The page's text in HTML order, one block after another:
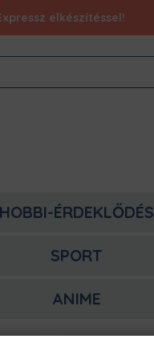
elkészítéssel!
HOBBI-ÉRDEKLŐDÉS
SPORT
ANIME